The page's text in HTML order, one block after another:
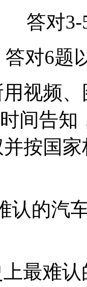
答对
答对6题
视频
间告知
按国
认的汽
最难